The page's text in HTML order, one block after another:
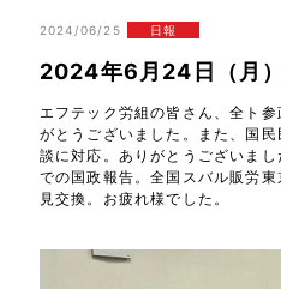
2024/06/25 日報
2024年6月24日（月
エフテック労組の皆さん、全ト
がとうございました。また、国
談に対応。ありがとうございま
での国政報告。全国スバル販労
見交換。お疲れ様でした。